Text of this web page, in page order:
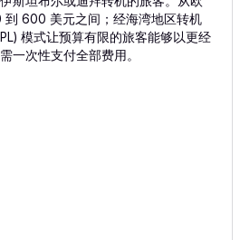
600 美元之间；经海湾地区转机
模式让预算有限的旅客能够以更经
一次性支付全部费用。